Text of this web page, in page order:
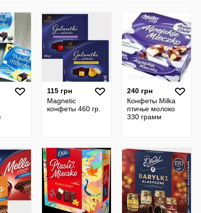
115 грн
Magnetic
конфеты 460 гр.
240 грн
Конфеты Milka
птичье молоко
330 грамм